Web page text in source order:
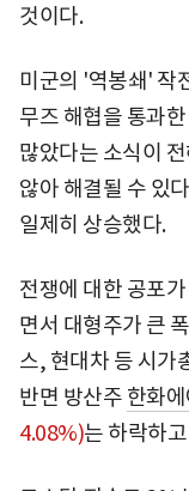
것이다.
미군의 '역봉쇄' 작
무즈 해협을 통과
많았다는 소식이
않아 해결될 수 있
일제히 상승했다.
전쟁에 대한 공포
면서 대형주가 큰
스, 현대차 등 시가
반면 방산주 한화
4.08%)는 하락하